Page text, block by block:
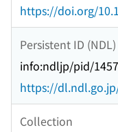
https://doi.org/
Persistent ID (NDL)
info:ndljp/pid/
https://
Collection